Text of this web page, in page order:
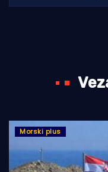
Morski plus